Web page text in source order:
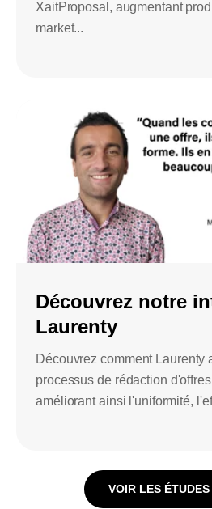
XaitProposal, augmentant
market...
Découvrez notre
Laurenty
Découvrez comment Laurenty
processus de rédaction
améliorant ainsi l'uniformité,
VOIR LES